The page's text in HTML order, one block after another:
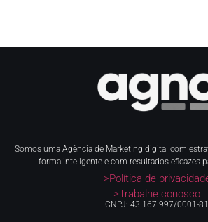
Somos uma Agência de Marketing digital com
forma inteligente e com resultados eficazes
>Política de
>Trabalhe conosco
CNPJ: 43.167.997/0001-81